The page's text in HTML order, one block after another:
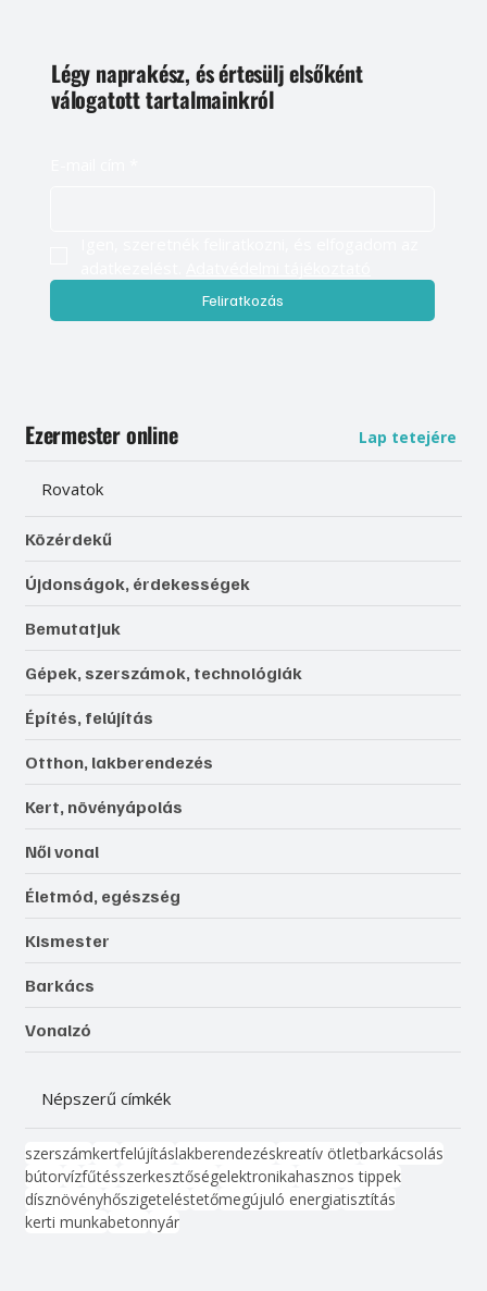
Légy naprakész, és értesülj elsőként
válogatott tartalmainkról
Feliratkozás
Ezermester online Lap tetejére
Rovatok
Közérdekű
Újdonságok, érdekességek
Bemutatjuk
Gépek, szerszámok, technológiák
Építés, felújítás
Otthon, lakberendezés
Kert, növényápolás
Női vonal
Életmód, egészség
Kismester
Barkács
Vonalzó
Népszerű címkék
szerszámkertfelújításlakberendezéskreatív ötletbarkácsolás
bútorvízfűtésszerkesztőségelektronikahasznos tippek
dísznövényhőszigeteléstetőmegújuló energiatisztítás
kerti munkabetonnyár